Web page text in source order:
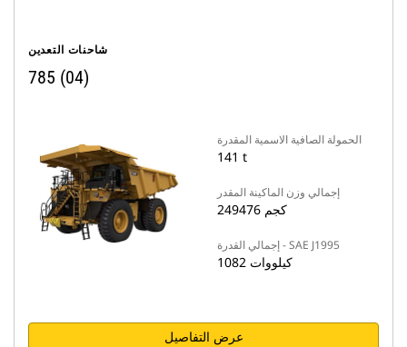
شاحنات التعدين
785 (04)
الحمولة الصافية الاسمية المقدرة
141 t
إجمالي وزن الماكينة المقدر
249476 كجم
إجمالي القدرة - SAE J1995
1082 كيلووات
عرض التفاصيل